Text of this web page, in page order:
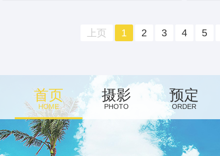
上页 1 2 3 4 5
首页
HOME
摄影
PHOTO
预定
ORDER